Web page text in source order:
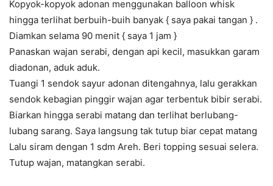
Kopyok-kopyok adonan menggunakan balloon whisk
hingga terlihat berbuih-buih banyak { saya pakai tangan } .
Diamkan selama 90 menit { saya 1 jam }
Panaskan wajan serabi, dengan api kecil, masukkan garam
diadonan, aduk aduk.
Tuangi 1 sendok sayur adonan ditengahnya, lalu gerakkan
sendok kebagian pinggir wajan agar terbentuk bibir serabi.
Biarkan hingga serabi matang dan terlihat berlubang-
lubang sarang. Saya langsung tak tutup biar cepat matang
Lalu siram dengan 1 sdm Areh. Beri topping sesuai selera.
Tutup wajan, matangkan serabi.